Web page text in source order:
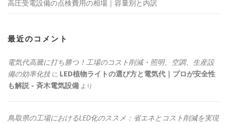
高圧受電設備の点検費用の相場｜容量別と内訳
最近のコメント
電気代高騰に打ち勝つ！工場のコスト削減・照明、空調、生産設
備の効率化技に LED植物ライトの選び方と電気代｜プロが安全性
も解説 - 斉木電気設備 より
鳥取県の工場におけるLED化のススメ：省エネとコスト削減を実現